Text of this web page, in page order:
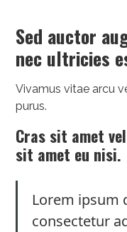
Sed auctor
nec ultricies
Vivamus vitae arcu
purus.
Cras sit amet
sit amet eu nisi.
Lorem ipsum
consectetur